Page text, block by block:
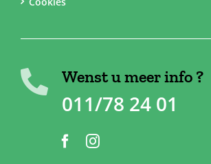
Wenst u meer info ?
011/78 24 01